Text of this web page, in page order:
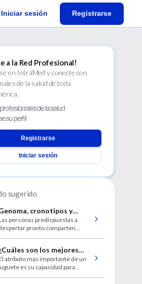
Iniciar sesión Registrarse
a la Red Profesional!
en IntraMed y conecte con
de la salud de toda
profesionales de la salud
su perfil
Registrarse
Iniciar sesión
sugerido
cronotipos y
personas predispuestas a
pronto comparten
son los mejores
para el desarrollo
atributo más importante de un
es su capacidad para